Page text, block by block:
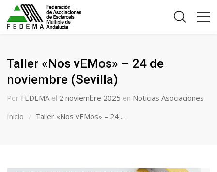
Taller «Nos vEMos» – 24 de
noviembre (Sevilla)
Por FEDEMA el 2 noviembre 2025 en Noticias Asociaciones
Inicio
Taller «Nos vEMos» – 24 ...